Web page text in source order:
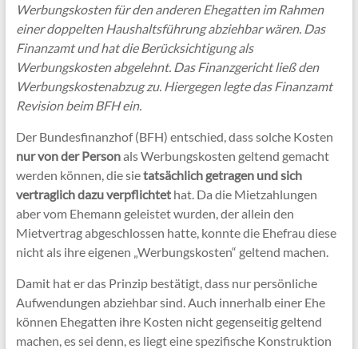
Werbungskosten für den anderen Ehegatten im Rahmen
einer doppelten Haushaltsführung abziehbar wären. Das
Finanzamt und hat die Berücksichtigung als
Werbungskosten abgelehnt. Das Finanzgericht ließ den
Werbungskostenabzug zu. Hiergegen legte das Finanzamt
Revision beim BFH ein.
Der Bundesfinanzhof (BFH) entschied, dass solche Kosten
nur von der Personals Werbungskosten geltend gemacht
werden können, die sietatsächlich getragen und sich
vertraglich dazu verpflichtethat. Da die Mietzahlungen
aber vom Ehemann geleistet wurden, der allein den
Mietvertrag abgeschlossen hatte, konnte die Ehefrau diese
nicht als ihre eigenen „Werbungskosten“ geltend machen.
Damit hat er das Prinzip bestätigt, dass nur persönliche
Aufwendungen abziehbar sind. Auch innerhalb einer Ehe
können Ehegatten ihre Kosten nicht gegenseitig geltend
machen, es sei denn, es liegt eine spezifische Konstruktion